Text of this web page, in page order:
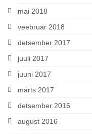
mai 2018
veebruar 2018
detsember 2017
juuli 2017
juuni 2017
märts 2017
detsember 2016
august 2016